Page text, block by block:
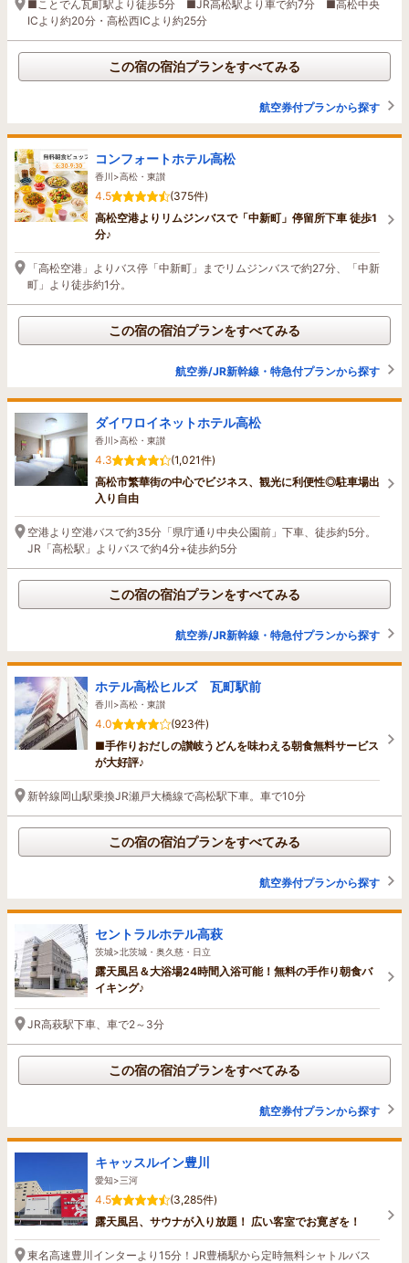
■ことでん瓦町駅より徒歩5分 ■JR高松駅より車で約7分 ■高松中央
ICより約20分・高松西ICより約25分
この宿の宿泊プランをすべてみる
航空券付プランから探す
コンフォートホテル高松
香川>高松・東讃
4.5
(375件)
高松空港よりリムジンバスで「中新町」停留所下車 徒歩1
分♪
「高松空港」よりバス停「中新町」までリムジンバスで約27分、「中新
町」より徒歩約1分。
この宿の宿泊プランをすべてみる
航空券/JR新幹線・特急付プランから探す
ダイワロイネットホテル高松
香川>高松・東讃
4.3
(1,021件)
高松市繁華街の中心でビジネス、観光に利便性◎駐車場出
入り自由
空港より空港バスで約35分「県庁通り中央公園前」下車、徒歩約5分。
JR「高松駅」よりバスで約4分+徒歩約5分
この宿の宿泊プランをすべてみる
航空券/JR新幹線・特急付プランから探す
ホテル高松ヒルズ 瓦町駅前
香川>高松・東讃
4.0
(923件)
■手作りおだしの讃岐うどんを味わえる朝食無料サービス
が大好評♪
新幹線岡山駅乗換JR瀬戸大橋線で高松駅下車。車で10分
この宿の宿泊プランをすべてみる
航空券付プランから探す
セントラルホテル高萩
茨城>北茨城・奥久慈・日立
露天風呂＆大浴場24時間入浴可能！無料の手作り朝食バ
イキング♪
JR高萩駅下車、車で2～3分
この宿の宿泊プランをすべてみる
航空券付プランから探す
キャッスルイン豊川
愛知>三河
4.5
(3,285件)
露天風呂、サウナが入り放題！ 広い客室でお寛ぎを！
東名高速豊川インターより15分！JR豊橋駅から定時無料シャトルバス